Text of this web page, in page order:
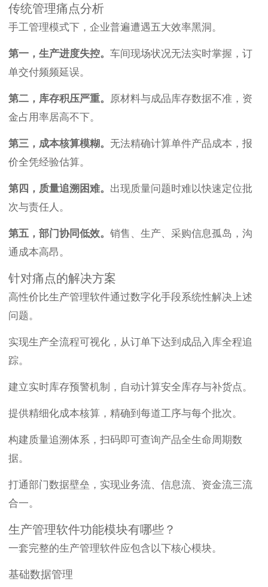
传统管理痛点分析
手工管理模式下，企业普遍遭遇五大效率黑洞。
第一，生产进度失控。 车间现场状况无法实时掌握，订
单交付频频延误。
第二，库存积压严重。
原材料与成品库存数据不准，资
金占用率居高不下。
第三，成本核算模糊。 无法精确计算单件产品成本，报
价全凭经验估算。
第四，质量追溯困难。 出现质量问题时难以快速定位批
次与责任人。
第五，部门协同低效。 销售、生产、采购信息孤岛，沟
通成本高昂。
针对痛点的解决方案
高性价比生产管理软件通过数字化手段系统性解决上述
问题。
实现生产全流程可视化，从订单下达到成品入库全程追
踪。
建立实时库存预警机制，自动计算安全库存与补货点。
提供精细化成本核算，精确到每道工序与每个批次。
构建质量追溯体系，扫码即可查询产品全生命周期数
据。
打通部门数据壁垒，实现业务流、信息流、资金流三流
合一。
生产管理软件功能模块有哪些？
一套完整的生产管理软件应包含以下核心模块。
基础数据管理